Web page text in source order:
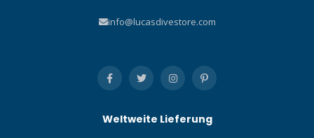
info@lucasdivestore.com
Weltweite Lieferung